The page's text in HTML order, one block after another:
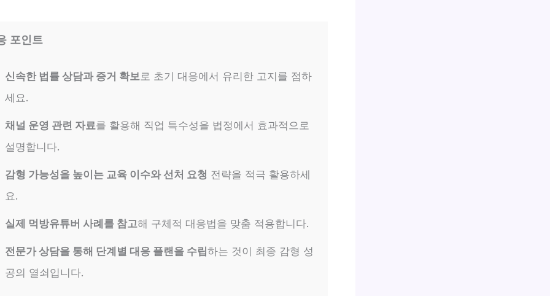
포인트
신속한 법률 상담과 증거 확보로 초기 대응에서 유리한 고지를 점하
세요.
채널 운영 관련 자료를 활용해 직업 특수성을 법정에서 효과적으로
설명합니다.
감형 가능성을 높이는 교육 이수와 선처 요청 전략을 적극 활용하세
요.
실제 먹방유튜버 사례를 참고해 구체적 대응법을 맞춤 적용합니다.
전문가 상담을 통해 단계별 대응 플랜을 수립하는 것이 최종 감형 성
공의 열쇠입니다.